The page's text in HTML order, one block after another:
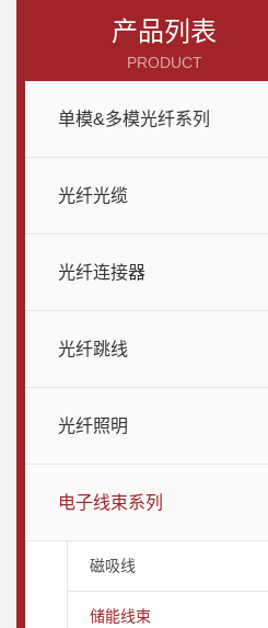
产品列表
PRODUCT
单模&多模光纤系列
光纤光缆
光纤连接器
光纤跳线
光纤照明
电子线束系列
磁吸线
储能线束